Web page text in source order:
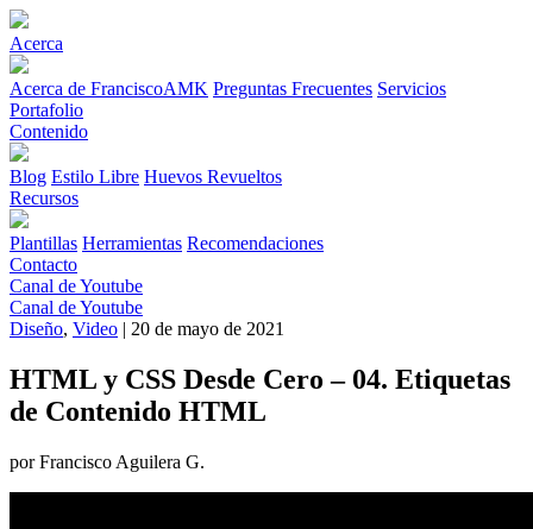
Acerca
Acerca de FranciscoAMK Preguntas Frecuentes Servicios
Portafolio
Contenido
Blog Estilo Libre Huevos Revueltos
Recursos
Plantillas Herramientas Recomendaciones
Contacto
Canal de Youtube
Canal de Youtube
Diseño, Video | 20 de mayo de 2021
HTML y CSS Desde Cero – 04. Etiquetas
de Contenido HTML
por Francisco Aguilera G.